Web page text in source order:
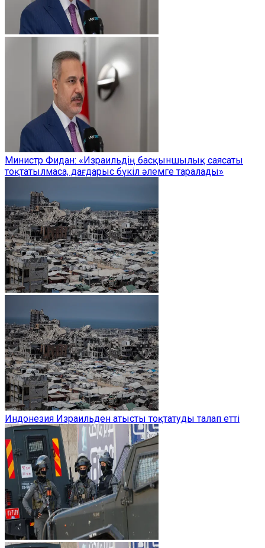
Министр Фидан: «Израильдің басқыншылық саясаты
тоқтатылмаса, дағдарыс бүкіл әлемге таралады»
Индонезия Израильден атысты тоқтатуды талап етті